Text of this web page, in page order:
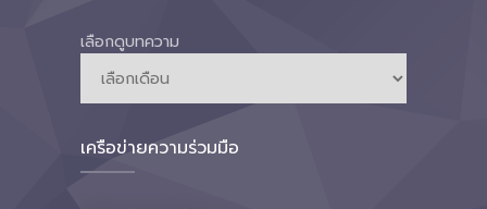
เลือกดูบทความ
เครือข่ายความร่วมมือ